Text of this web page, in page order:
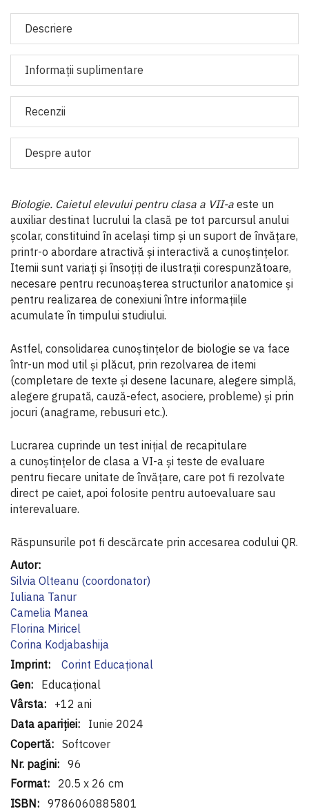
Descriere
Informaţii suplimentare
Recenzii
Despre autor
Biologie. Caietul elevului pentru clasa a VII-a este un
auxiliar destinat lucrului la clasă pe tot parcursul anului
școlar, constituind în același timp și un suport de învățare,
printr-o abordare atractivă și interactivă a cunoștințelor.
Itemii sunt variați și însoțiți de ilustrații corespunzătoare,
necesare pentru recunoașterea structurilor anatomice și
pentru realizarea de conexiuni între informațiile
acumulate în timpului studiului.
Astfel, consolidarea cunoștințelor de biologie se va face
într-un mod util și plăcut, prin rezolvarea de itemi
(completare de texte și desene lacunare, alegere simplă,
alegere grupată, cauză-efect, asociere, probleme) și prin
jocuri (anagrame, rebusuri etc.).
Lucrarea cuprinde un test inițial de recapitulare
a cunoștințelor de clasa a VI-a și teste de evaluare
pentru fiecare unitate de învățare, care pot fi rezolvate
direct pe caiet, apoi folosite pentru autoevaluare sau
interevaluare.
Răspunsurile pot fi descărcate prin accesarea codului QR.
Informaţii
suplimentare
Silvia Olteanu (coordonator)
Iuliana Tanur
Camelia Manea
Florina Miricel
Corina Kodjabashija
Corint Educaţional
Educațional
+12 ani
Iunie 2024
Softcover
96
20.5 x 26 cm
9786060885801